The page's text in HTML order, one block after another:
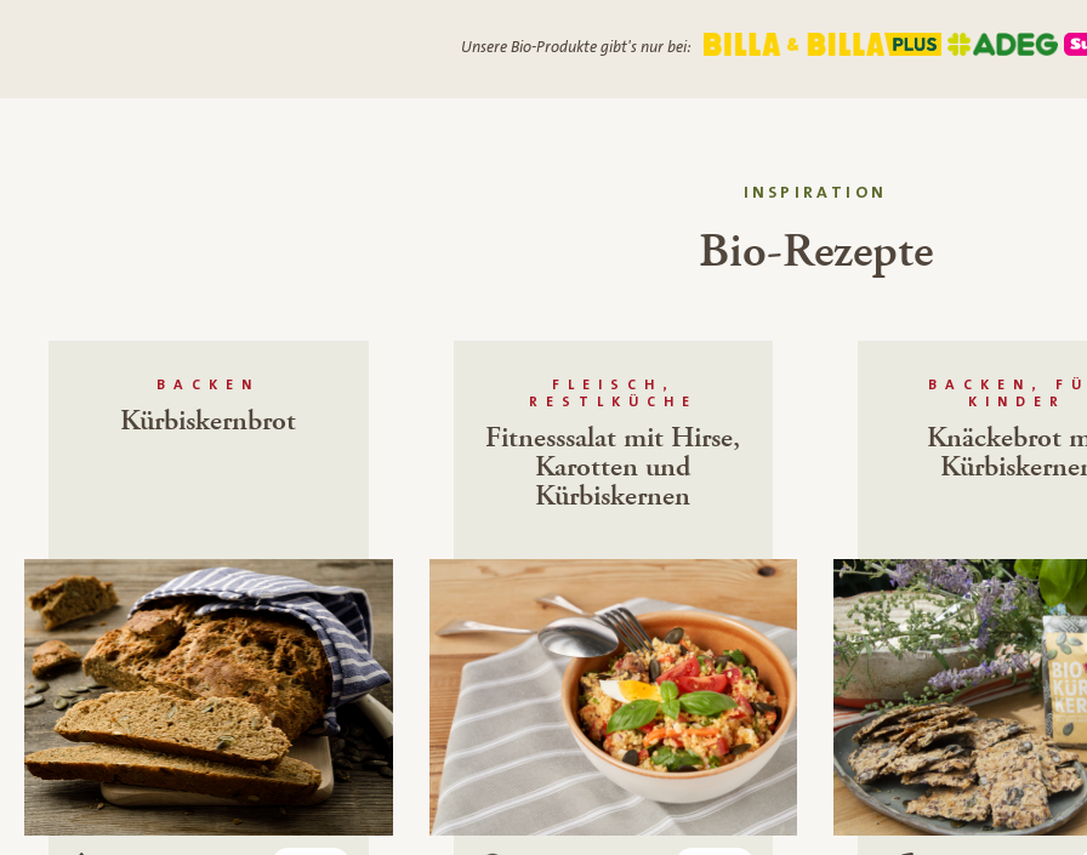
Unsere Bio-Produkte gibt's nur bei:
INSPIRATION
Bio-Rezepte
BACKEN
Kürbiskernbrot
FLEISCH,
RESTLKÜCHE
Fitnesssalat mit Hirse,
Karotten und
Kürbiskernen
BACKEN,
KINDER
Knäckebrot